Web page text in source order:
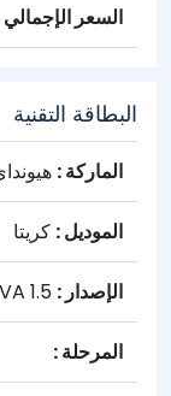
السعر الإجمالي
البطاقة التقنية
الماركة :
الموديل : كريتا
الإصدار :
المرحلة :